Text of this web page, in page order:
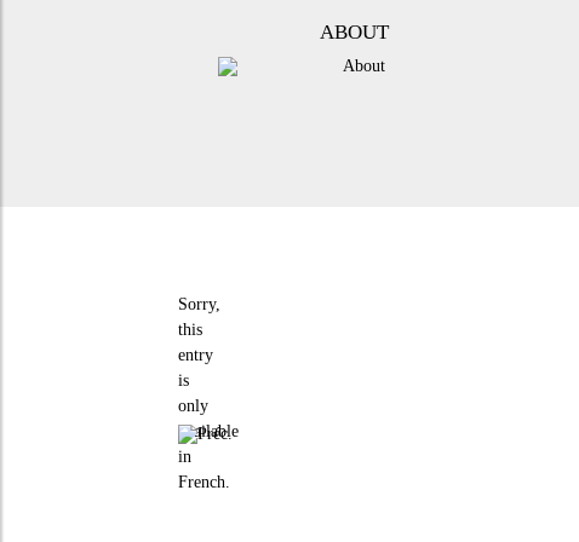
ABOUT
Sorry,
this
entry
is
only
available
in
French.